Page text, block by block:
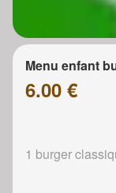
Menu enfant
6.00 €
1 burger